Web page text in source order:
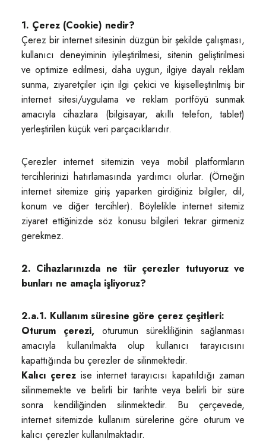
1. Çerez (Cookie) nedir?
Çerez bir internet sitesinin düzgün bir şekilde çalışması,
kullanıcı deneyiminin iyileştirilmesi, sitenin geliştirilmesi
ve optimize edilmesi, daha uygun, ilgiye dayalı reklam
sunma, ziyaretçiler için ilgi çekici ve kişiselleştirilmiş bir
internet sitesi/uygulama ve reklam portföyü sunmak
amacıyla cihazlara (bilgisayar, akıllı telefon, tablet)
yerleştirilen küçük veri parçacıklarıdır.
Çerezler internet sitemizin veya mobil platformların
tercihlerinizi hatırlamasında yardımcı olurlar. (Örneğin
internet sitemize giriş yaparken girdiğiniz bilgiler, dil,
konum ve diğer tercihler). Böylelikle internet sitemiz
ziyaret ettiğinizde söz konusu bilgileri tekrar girmeniz
gerekmez.
2. Cihazlarınızda ne tür çerezler tutuyoruz ve
bunları ne amaçla işliyoruz?
2.a.1. Kullanım süresine göre çerez çeşitleri:
Oturum çerezi,oturumun sürekliliğinin sağlanması
amacıyla kullanılmakta olup kullanıcı tarayıcısını
kapattığında bu çerezler de silinmektedir.
Kalıcı çerez ise internet tarayıcısı kapatıldığı zaman
silinmemekte ve belirli bir tarihte veya belirli bir süre
sonra kendiliğinden silinmektedir. Bu çerçevede,
internet sitemizde kullanım sürelerine göre oturum ve
kalıcı çerezler kullanılmaktadır.